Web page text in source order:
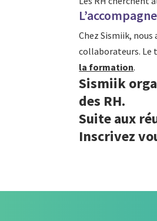
Chez Sismiik,
collaborateurs. Le
la formation.
Sismiik
des RH.
Suite aux
Inscrivez